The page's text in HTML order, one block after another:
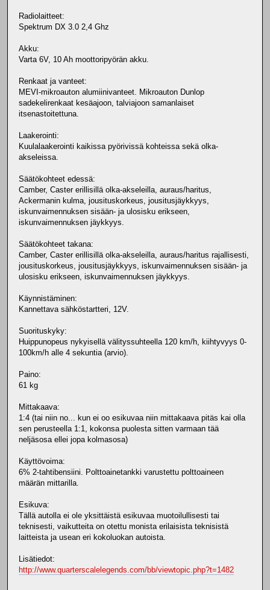
Radiolaitteet:
Spektrum DX 3.0 2,4 Ghz
Akku:
Varta 6V, 10 Ah moottoripyörän akku.
Renkaat ja vanteet:
MEVI-mikroauton alumiinivanteet. Mikroauton Dunlop
sadekelirenkaat kesäajoon, talviajoon samanlaiset
itsenastoitettuna.
Laakerointi:
Kuulalaakerointi kaikissa pyörivissä kohteissa sekä olka-
akseleissa.
Säätökohteet edessä:
Camber, Caster erillisillä olka-akseleilla, auraus/haritus,
Ackermanin kulma, jousituskorkeus, jousitusjäykkyys,
iskunvaimennuksen sisään- ja ulosisku erikseen,
iskunvaimennuksen jäykkyys.
Säätökohteet takana:
Camber, Caster erillisillä olka-akseleilla, auraus/haritus rajallisesti,
jousituskorkeus, jousitusjäykkyys, iskunvaimennuksen sisään- ja
ulosisku erikseen, iskunvaimennuksen jäykkyys.
Käynnistäminen:
Kannettava sähköstartteri, 12V.
Suorituskyky:
Huippunopeus nykyisellä välityssuhteella 120 km/h, kiihtyvyys 0-
100km/h alle 4 sekuntia (arvio).
Paino:
61 kg
Mittakaava:
1:4 (tai niin no... kun ei oo esikuvaa niin mittakaava pitäs kai olla
sen perusteella 1:1, kokonsa puolesta sitten varmaan tää
neljäsosa ellei jopa kolmasosa)
Käyttövoima:
6% 2-tahtibensiini. Polttoainetankki varustettu polttoaineen
määrän mittarilla.
Esikuva:
Tällä autolla ei ole yksittäistä esikuvaa muotoilullisesti tai
teknisesti, vaikutteita on otettu monista erilaisista teknisistä
laitteista ja usean eri kokoluokan autoista.
Lisätiedot:
http://www.quarterscalelegends.com/bb/viewtopic.php?t=1482